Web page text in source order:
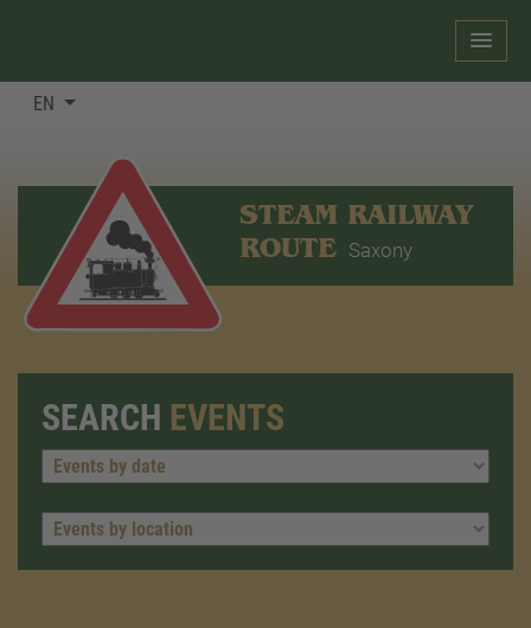
EN
STEAM RAILWAY
ROUTE Saxony
SEARCH EVENTS